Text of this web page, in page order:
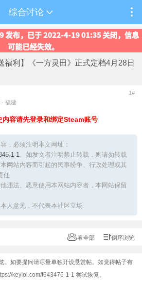
综合讨论
发布，已于 2022-4-19 01:35 关闭，信息
可能已经失效。
福利】《一方灵田》正式定档4月28日
1#
· 福建
内容请先登录和绑定Steam账号
，必须注明本文网址：
1-1。如发文者注明禁止转载，则请勿转载
网站内容而引起的民事纷争、行政处理或其
任
违法、恶意使用本网站内容者，本网站保留
人意见，不代表本社区立场
看全部 倒序浏览
。如要提问请尽量单独开设悬赏帖。如觉得帖子有
keylol.com/t643476-1-1 尝试恢复。